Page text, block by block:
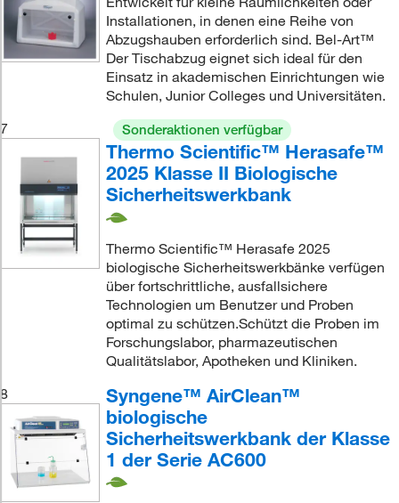
Installationen, in denen eine Reihe von
Abzugshauben erforderlich sind. Bel-Art™
Der Tischabzug eignet sich ideal für den
Einsatz in akademischen Einrichtungen wie
Schulen, Junior Colleges und Universitäten.
7
Sonderaktionen verfügbar
Thermo Scientific™ Herasafe™
2025 Klasse II Biologische
Sicherheitswerkbank
Thermo Scientific™ Herasafe 2025
biologische Sicherheitswerkbänke verfügen
über fortschrittliche, ausfallsichere
Technologien um Benutzer und Proben
optimal zu schützen.Schützt die Proben im
Forschungslabor, pharmazeutischen
Qualitätslabor, Apotheken und Kliniken.
8
Syngene™ AirClean™
biologische
Sicherheitswerkbank der Klasse
1 der Serie AC600